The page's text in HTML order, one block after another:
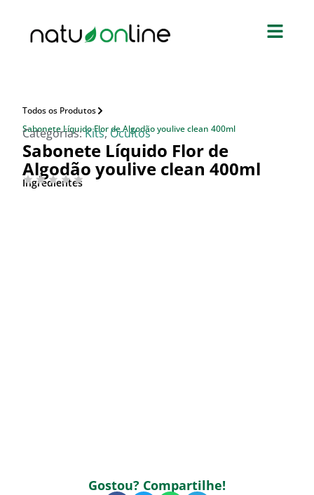
Todos os Produtos
Sabonete Líquido Flor de Algodão youlive clean 400ml
Categorias:Kits,Ocultos
Sabonete Líquido Flor de
Algodão youlive clean 400ml
Ingredientes
Gostou? Compartilhe!